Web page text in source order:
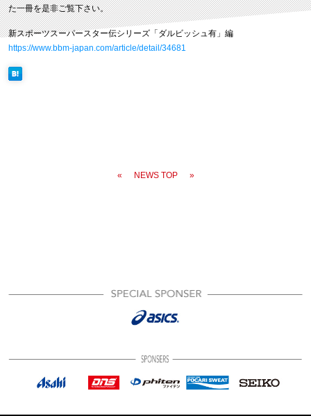
た一冊を是非ご覧下さい。
新スポーツスーパースター伝シリーズ「ダルビッシュ有」編
https://www.bbm-japan.com/article/detail/34681
« NEWS TOP »